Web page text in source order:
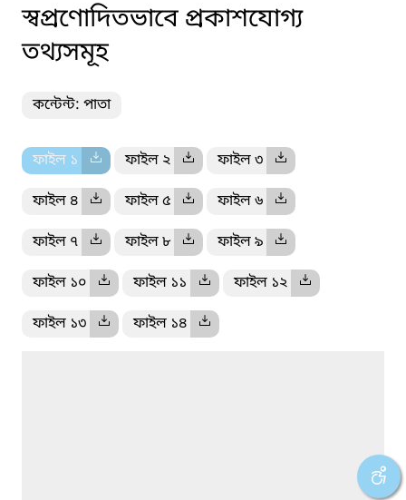
স্বপ্রণোদিতভাবে প্রকাশযোগ্য
তথ্যসমূহ
কন্টেন্ট: পাতা
ফাইল ১ ফাইল ২ ফাইল ৩
ফাইল ৪ ফাইল ৫ ফাইল ৬
ফাইল ৭ ফাইল ৮ ফাইল ৯
ফাইল ১০ ফাইল ১১ ফাইল ১২
ফাইল ১৩ ফাইল ১৪